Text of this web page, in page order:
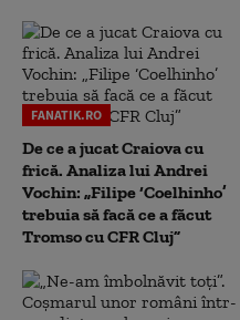
FANATIK.RO
De ce a jucat Craiova cu
frică. Analiza lui Andrei
Vochin: „Filipe ‘Coelhinho’
trebuia să facă ce a făcut
Tromso cu CFR Cluj”